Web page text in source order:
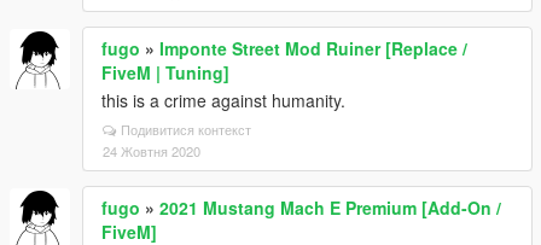
fugo » Imponte Street Mod Ruiner [Replace /
FiveM | Tuning]
this is a crime against humanity.
Подивитися контекст
24 Жовтня 2020
fugo » 2021 Mustang Mach E Premium [Add-On /
FiveM]